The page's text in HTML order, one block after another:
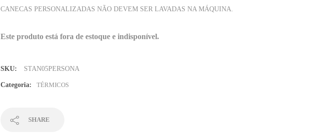
CANECAS PERSONALIZADAS NÃO DEVEM SER LAVADAS NA MÁQUINA.
Este produto está fora de estoque e indisponível.
SKU: STAN05PERSONA
Categoria: TÉRMICOS
SHARE